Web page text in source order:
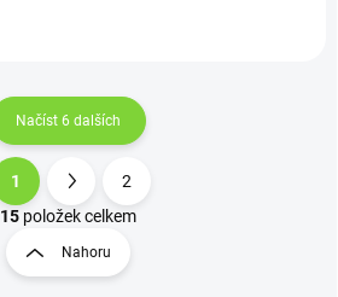
O
v
á
d
Načíst 6 dalších
S
t
r
á
1
2
15položek celkem
Nahoru